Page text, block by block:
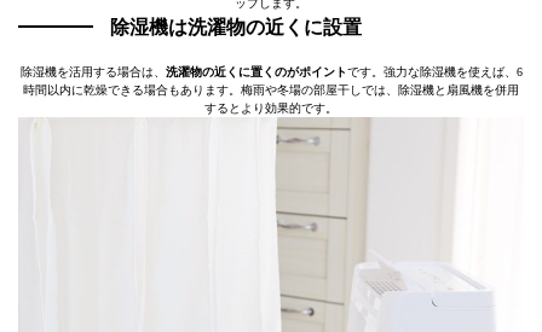
除湿機は洗濯物の近くに設置
除湿機を活用する場合は、 洗濯物の近くに置くのがポイントです。強力な除湿機を使えば、6
時間以内に乾燥できる場合もあります。梅雨や冬場の部屋干しでは、除湿機と扇風機を併用
するとより効果的です。